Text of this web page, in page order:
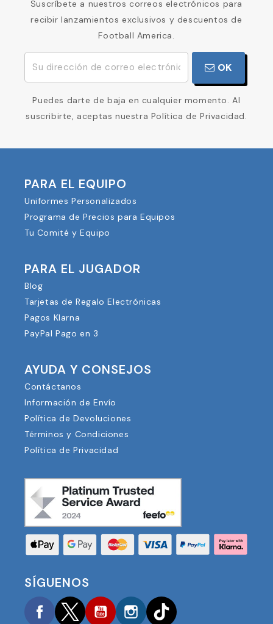
Suscríbete a nuestros correos electrónicos para
recibir lanzamientos exclusivos y descuentos de
Football America.
OK
Puedes darte de baja en cualquier momento. Al
suscribirte, aceptas nuestra Política de Privacidad.
PARA EL EQUIPO
Uniformes Personalizados
Programa de Precios para Equipos
Tu Comité y Equipo
PARA EL JUGADOR
Blog
Tarjetas de Regalo Electrónicas
Pagos Klarna
PayPal Pago en 3
AYUDA Y CONSEJOS
Contáctanos
Información de Envío
Política de Devoluciones
Términos y Condiciones
Política de Privacidad
SÍGUENOS
FacebookTwitterYouTubeInstagram